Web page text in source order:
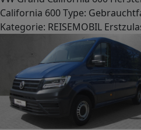
California 600 Type:
Kategorie: REISEMOBIL